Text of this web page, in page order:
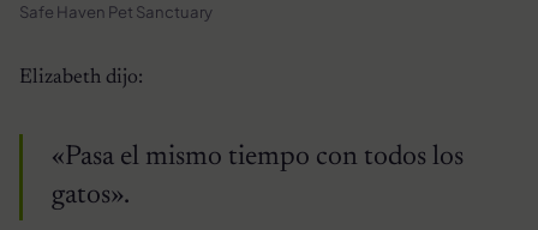
Safe Haven Pet Sanctuary
Elizabeth dijo:
«Pasa el mismo tiempo con todos los
gatos».